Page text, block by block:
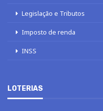
Legislação e Tributos
Imposto de renda
INSS
LOTERIAS